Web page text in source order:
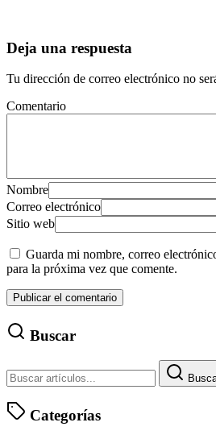
Deja una respuesta
Tu dirección de correo electrónico no
Comentario
Nombre
Correo electrónico
Sitio web
Guarda mi nombre, correo
para la próxima vez que comente.
Buscar
Categorías